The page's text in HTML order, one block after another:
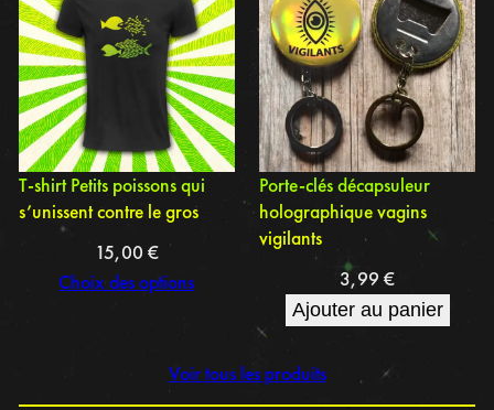
T-shirt Petits poissons qui
s’unissent contre le gros
15,00 €
Choix des options
Porte-clés décapsuleur
holographique vagins
vigilants
3,99€
Ajouter au panier
Voir tous les produits